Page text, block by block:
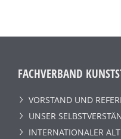
FACHVERBAND
VORSTAND UND
UNSER
INTERNATIONALER